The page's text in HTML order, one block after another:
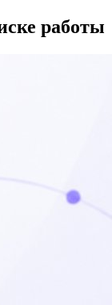
работы